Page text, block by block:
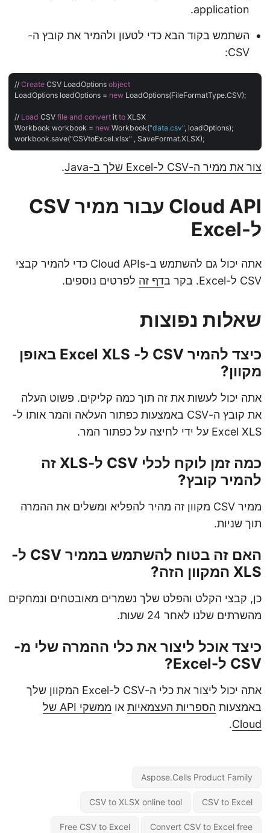
application.
השתמש בקוד הבא כדי לטעון ולהמיר את קובץ ה-
CSV:
// Create CSV LoadOptions object
LoadOptions loadOptions = new LoadOptions(FileFormatType.CSV);
// Load CSV file and convert it to XLSX
Workbook workbook = new Workbook("data.csv", loadOptions);
צור את ממיר ה-CSV ל-Excel שלך ב-Java .
Cloud API עבור ממיר CSV
ל-Excel
אתה יכול גם להשתמש ב-Cloud APIs כדי להמיר קבצי
CSV ל-Excel. בקר ב
דף זה לפרטים נוספים.
שאלות נפוצות
כיצד להמיר CSV ל- Excel XLS באופן
מקוון?
אתה יכול לעשות את זה תוך כמה קליקים. פשוט העלה
את קובץ ה-CSV באמצעות כפתור העלאה והמר אותו ל-
Excel XLS על ידי לחיצה על כפתור המר.
כמה זמן לוקח לכלי CSV ל-XLS זה
להמיר קובץ?
ממיר CSV מקוון זה מהיר להפליא ומשלים את ההמרה
תוך שניות.
האם זה בטוח להשתמש בממיר CSV ל-
XLS המקוון הזה?
כן, קבצי הקלט והפלט שלך נשמרים מאובטחים ונמחקים
מהשרתים שלנו לאחר 24 שעות.
כיצד אוכל ליצור את כלי ההמרה שלי מ-
CSV ל-Excel?
אתה יכול ליצור את כלי ה-CSV ל-Excel המקוון שלך
באמצעות הספריות העצמאיות או
ממשקי API של
Cloud
.
Aspose.Cells Product Family
CSV to Excel
CSV to XLSX online tool
Convert CSV to Excel free
Free CSV to Excel